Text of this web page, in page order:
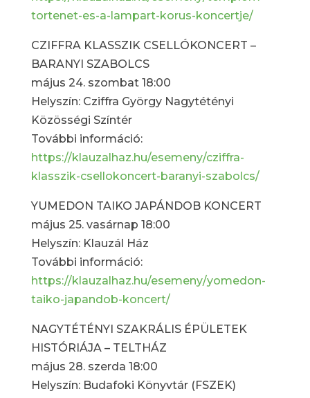
tortenet-es-a-lampart-korus-koncertje/
CZIFFRA KLASSZIK CSELLÓKONCERT –
BARANYI SZABOLCS
május 24. szombat 18:00
Helyszín: Cziffra György Nagytétényi
Közösségi Színtér
További információ:
https://klauzalhaz.hu/esemeny/cziffra-
klasszik-csellokoncert-baranyi-szabolcs/
YUMEDON TAIKO JAPÁNDOB KONCERT
május 25. vasárnap 18:00
Helyszín: Klauzál Ház
További információ:
https://klauzalhaz.hu/esemeny/yomedon-
taiko-japandob-koncert/
NAGYTÉTÉNYI SZAKRÁLIS ÉPÜLETEK
HISTÓRIÁJA – TELTHÁZ
május 28. szerda 18:00
Helyszín: Budafoki Könyvtár (FSZEK)